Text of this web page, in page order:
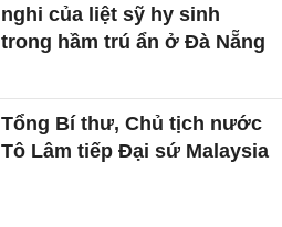
nghi của liệt sỹ hy sinh
trong hầm trú ẩn ở Đà Nẵng
Tổng Bí thư, Chủ tịch nước
Tô Lâm tiếp Đại sứ Malaysia